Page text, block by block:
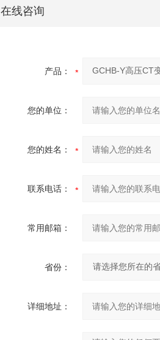
在线咨询
产品：
您的单位：
您的姓名：
联系电话：
常用邮箱：
省份：
详细地址：